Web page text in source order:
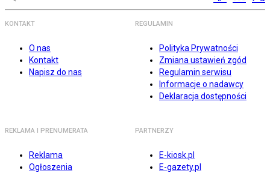
KONTAKT
O nas
Kontakt
Napisz do nas
REGULAMIN
Polityka Prywatności
Zmiana ustawień zgód
Regulamin serwisu
Informacje o nadawcy
Deklaracja dostępności
REKLAMA I PRENUMERATA
Reklama
Ogłoszenia
PARTNERZY
E-kiosk.pl
E-gazety.pl